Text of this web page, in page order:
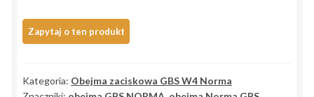
NORMA
30/18
>29-
Kategoria: Obejma zaciskowa GBS W4 Norma